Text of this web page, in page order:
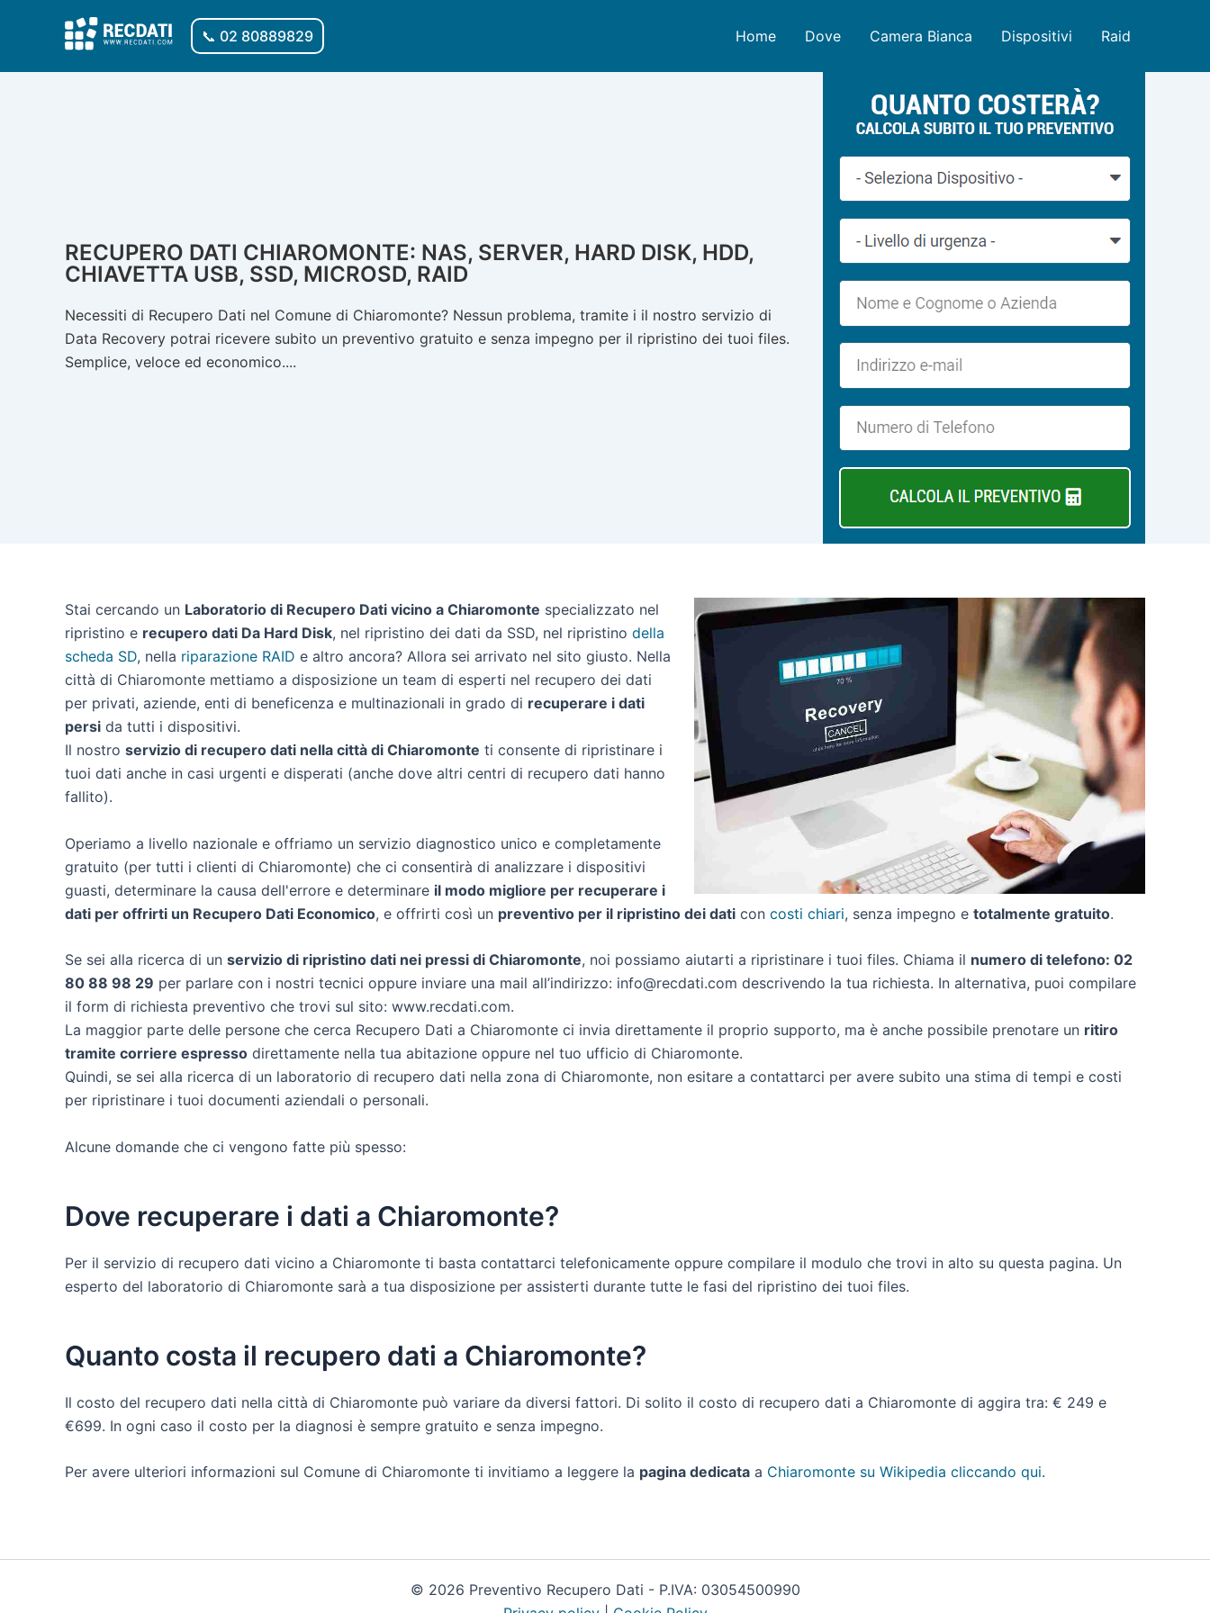
📞 02 80889829 Home Dove Camera Bianca Dispositivi Raid
RECUPERO DATI CHIAROMONTE: NAS, SERVER, HARD DISK, HDD,
CHIAVETTA USB, SSD, MICROSD, RAID
Necessiti di Recupero Dati nel Comune di Chiaromonte? Nessun problema, tramite i il nostro servizio di
Data Recovery potrai ricevere subito un preventivo gratuito e senza impegno per il ripristino dei tuoi files.
Semplice, veloce ed economico....
Stai cercando un Laboratorio di Recupero Dati vicino a Chiaromonte specializzato nel
ripristino e recupero dati Da Hard Disk, nel ripristino dei dati da SSD, nel ripristino della
scheda SD, nella riparazione RAID e altro ancora? Allora sei arrivato nel sito giusto. Nella
città di Chiaromonte mettiamo a disposizione un team di esperti nel recupero dei dati
per privati, aziende, enti di beneficenza e multinazionali in grado di recuperare i dati
persi da tutti i dispositivi.
Il nostro servizio di recupero dati nella città di Chiaromonte ti consente di ripristinare i
tuoi dati anche in casi urgenti e disperati (anche dove altri centri di recupero dati hanno
fallito).
Operiamo a livello nazionale e offriamo un servizio diagnostico unico e completamente
gratuito (per tutti i clienti di Chiaromonte) che ci consentirà di analizzare i dispositivi
guasti, determinare la causa dell'errore e determinare il modo migliore per recuperare i
dati per offrirti un Recupero Dati Economico, e offrirti così un preventivo per il ripristino dei dati con costi chiari, senza impegno e totalmente gratuito.
Se sei alla ricerca di un servizio di ripristino dati nei pressi di Chiaromonte, noi possiamo aiutarti a ripristinare i tuoi files. Chiama il numero di telefono: 02
80 88 98 29 per parlare con i nostri tecnici oppure inviare una mail all’indirizzo: info@recdati.com descrivendo la tua richiesta. In alternativa, puoi compilare
il form di richiesta preventivo che trovi sul sito: www.recdati.com.
La maggior parte delle persone che cerca Recupero Dati a Chiaromonte ci invia direttamente il proprio supporto, ma è anche possibile prenotare un ritiro
tramite corriere espresso direttamente nella tua abitazione oppure nel tuo ufficio di Chiaromonte.
Quindi, se sei alla ricerca di un laboratorio di recupero dati nella zona di Chiaromonte, non esitare a contattarci per avere subito una stima di tempi e costi
per ripristinare i tuoi documenti aziendali o personali.
Alcune domande che ci vengono fatte più spesso:
Dove recuperare i dati a Chiaromonte?
Per il servizio di recupero dati vicino a Chiaromonte ti basta contattarci telefonicamente oppure compilare il modulo che trovi in alto su questa pagina. Un
esperto del laboratorio di Chiaromonte sarà a tua disposizione per assisterti durante tutte le fasi del ripristino dei tuoi files.
Quanto costa il recupero dati a Chiaromonte?
Il costo del recupero dati nella città di Chiaromonte può variare da diversi fattori. Di solito il costo di recupero dati a Chiaromonte di aggira tra: € 249 e
€699. In ogni caso il costo per la diagnosi è sempre gratuito e senza impegno.
Per avere ulteriori informazioni sul Comune di Chiaromonte ti invitiamo a leggere la pagina dedicata a Chiaromonte su Wikipedia cliccando qui.
© 2026 Preventivo Recupero Dati - P.IVA: 03054500990